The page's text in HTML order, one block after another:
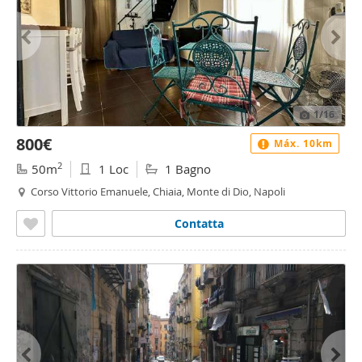
1/16
800€
50m2 1 Loc 1 Bagno
Corso Vittorio Emanuele, Chiaia, Monte di Dio, Napoli
Contatta
Máx. 10km